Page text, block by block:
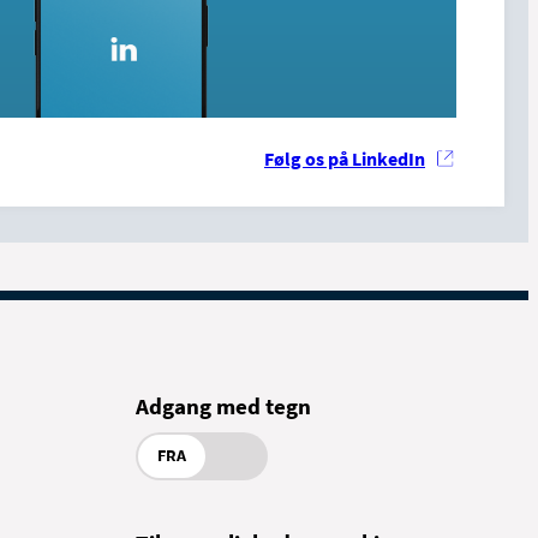
Følg os på LinkedIn
Adgang med tegn
FRA